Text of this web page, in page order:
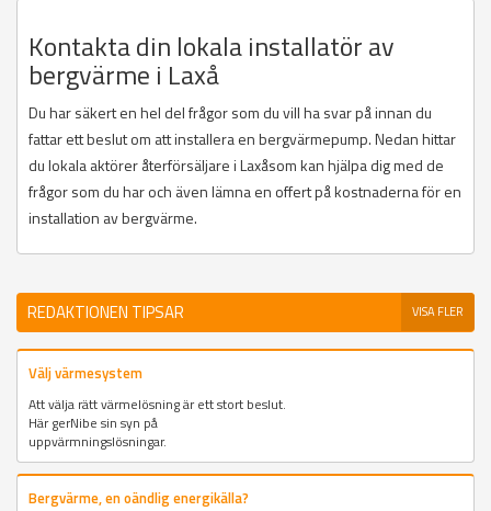
Kontakta din lokala installatör av
bergvärme i Laxå
Du har säkert en hel del frågor som du vill ha svar på innan du
fattar ett beslut om att installera en bergvärmepump. Nedan hittar
du lokala aktörer återförsäljare i Laxåsom kan hjälpa dig med de
frågor som du har och även lämna en offert på kostnaderna för en
installation av bergvärme.
REDAKTIONEN TIPSAR VISA FLER
Välj värmesystem
Att välja rätt värmelösning är ett stort beslut.
Här gerNibe sin syn på
uppvärmningslösningar.
Bergvärme, en oändlig energikälla?